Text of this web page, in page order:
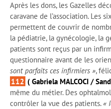
Après les dons, les Gazelles
caravane de l’association. Les
permettent de couvrir de
la pédiatrie, la gynécologie, la
patients sont reçus par un
questionnaire avant de les
sont parfaits ces infirmiers »,
112 ( Gabriela MALCOCI /
même du métier. Des
contrôler la vue des patients.«